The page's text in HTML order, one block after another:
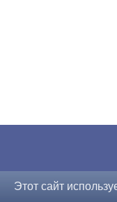
Этот сайт